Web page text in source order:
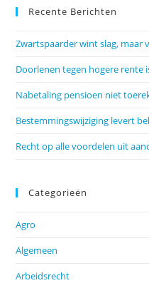
Recente Berichten
Zwartspaarder wint slag, maar
Doorlenen tegen hogere rente
Nabetaling pensioen niet
Bestemmingswijziging levert
Recht op alle voordelen uit
Categorieën
Agro
Algemeen
Arbeidsrecht